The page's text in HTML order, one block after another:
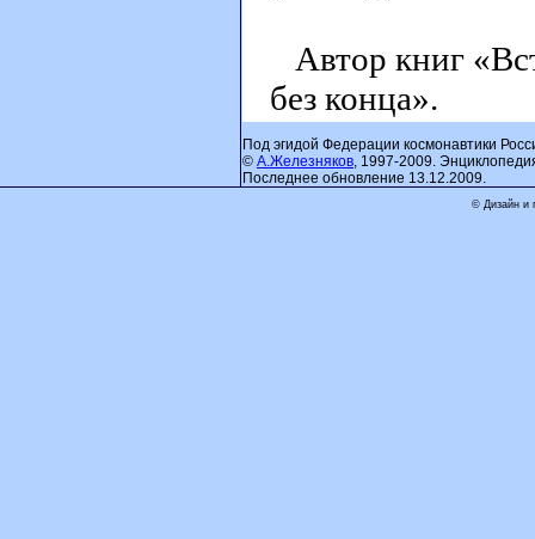
Автор книг
без конца».
Под эгидой Федерации космонавтики
© А.Железняков, 1997-2009.
Последнее обновление 13.12.2009.
© Дизайн и